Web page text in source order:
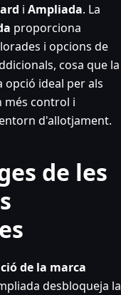
i Ampliada. La
proporciona
i opcions de
cosa que la
opció ideal per als
més control i
d'allotjament.
de les
de la marca
desbloqueja la